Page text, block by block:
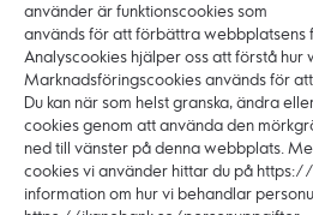
Karriär
Hållbarhet och ansvar
Press
använder är funktionscookies som
används för att förbättra webbplatsens
Analyscookies hjälper oss att förstå hur
Marknadsföringscookies används för
Du kan när som helst granska, ändra
cookies genom att använda den
ned till vänster på denna webbplats.
cookies vi använder hittar du på
information om hur vi behandlar